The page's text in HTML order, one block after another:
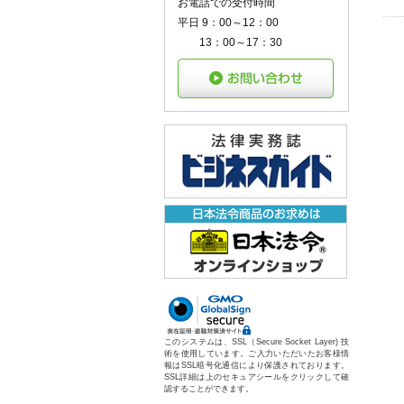
お電話での受付時間
平日 9：00～12：00
13：00～17：30
このシステムは、SSL（Secure Socket Layer) 技
術を使用しています。ご入力いただいたお客様情
報はSSL暗号化通信により保護されております。
SSL詳細は上のセキュアシールをクリックして確
認することができます。